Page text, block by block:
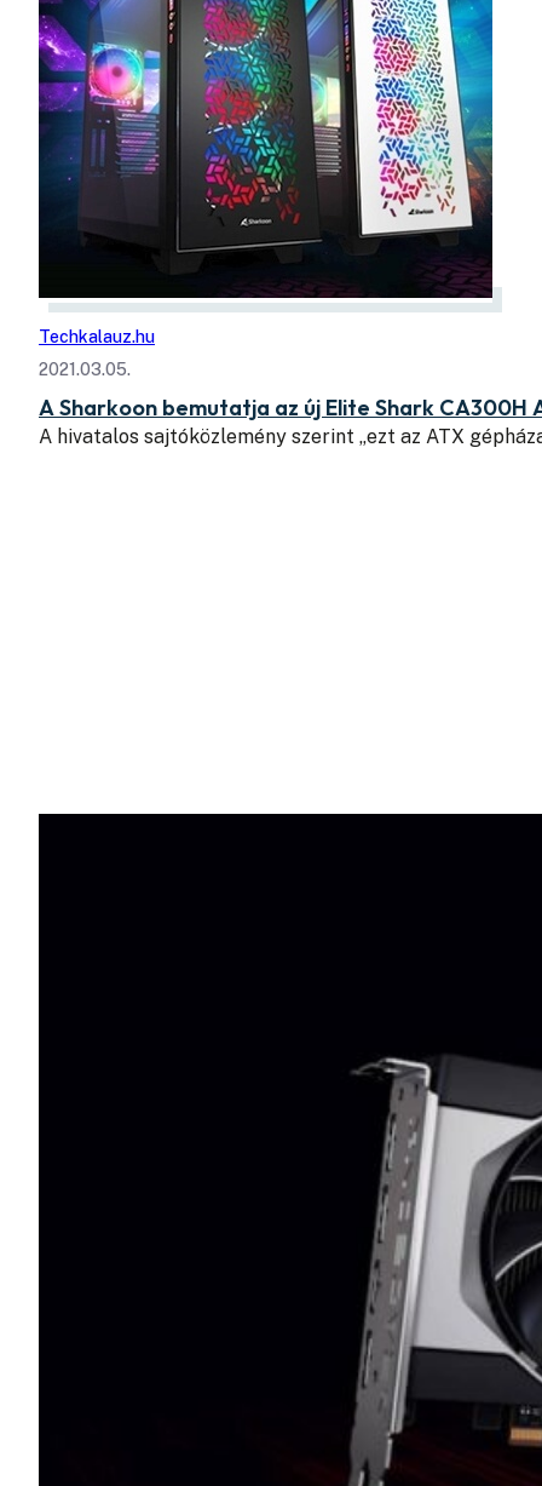
Techkalauz.hu
2021.03.05.
A Sharkoon bemutatja az új Elite Shark CA300H
A hivatalos sajtóközlemény szerint „ezt az ATX